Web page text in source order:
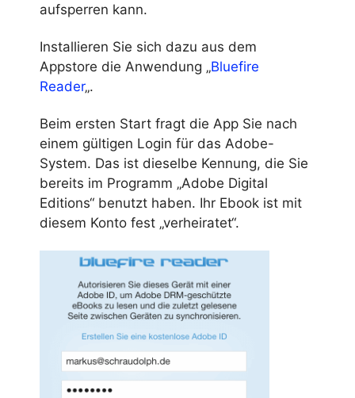
aufsperren kann.
Installieren Sie sich dazu aus dem
Appstore die Anwendung „Bluefire
Reader„.
Beim ersten Start fragt die App Sie nach
einem gültigen Login für das Adobe-
System. Das ist dieselbe Kennung, die Sie
bereits im Programm „Adobe Digital
Editions“ benutzt haben. Ihr Ebook ist mit
diesem Konto fest „verheiratet“.